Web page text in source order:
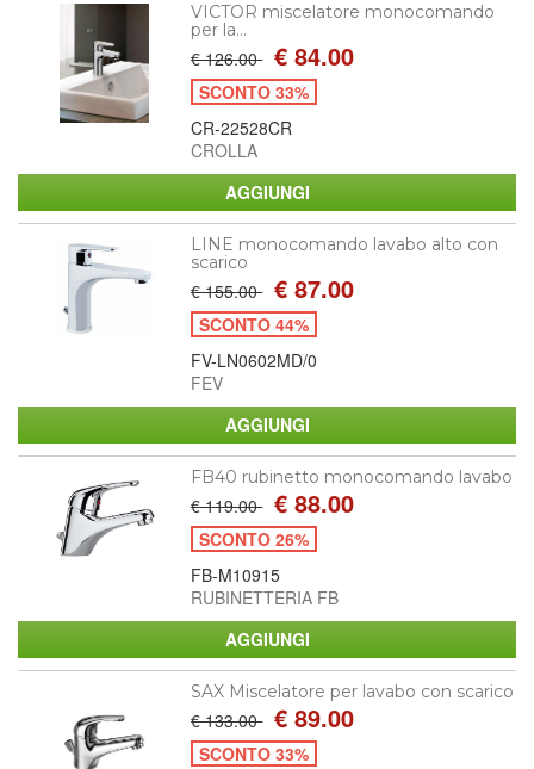
VICTOR miscelatore monocomando
per la...
€ 126.00 € 84.00
SCONTO 33%
CR-22528CR
CROLLA
LINE monocomando lavabo alto con
scarico
€ 155.00 € 87.00
SCONTO 44%
FV-LN0602MD/0
FEV
FB40 rubinetto monocomando lavabo
€ 119.00 € 88.00
SCONTO 26%
FB-M10915
RUBINETTERIA FB
SAX Miscelatore per lavabo con scarico
€ 133.00 € 89.00
SCONTO 33%